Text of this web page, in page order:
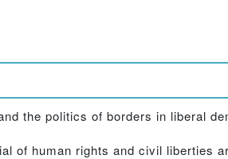
the politics of borders in liberal
of human rights and civil liberties